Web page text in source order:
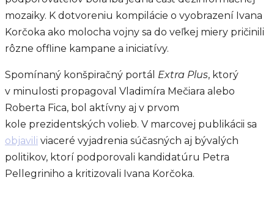
mozaiky. K dotvoreniu kompilácie o vyobrazení Ivana
Korčoka ako molocha vojny sa do veľkej miery pričinili
rôzne offline kampane a iniciatívy.
Spomínaný konšpiračný portál Extra Plus, ktorý
v minulosti propagoval Vladimíra Mečiara alebo
Roberta Fica, bol aktívny aj v prvom
kole prezidentských volieb. V marcovej publikácii sa
objavili viaceré vyjadrenia súčasných aj bývalých
politikov, ktorí podporovali kandidatúru Petra
Pellegriniho a kritizovali Ivana Korčoka.